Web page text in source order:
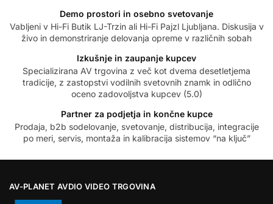
Demo prostori in osebno svetovanje
Vabljeni v Hi-Fi Butik LJ-Trzin ali Hi-Fi Pajzl Ljubljana. Diskusija v
živo in demonstriranje delovanja opreme v različnih sobah
Izkušnje in zaupanje kupcev
Specializirana AV trgovina z več kot dvema desetletjema
tradicije, z zastopstvi vodilnih svetovnih znamk in odlično
oceno zadovoljstva kupcev (5.0)
Partner za podjetja in končne kupce
Prodaja, b2b sodelovanje, svetovanje, distribucija, integracije
po meri, servis, montaža in kalibracija sistemov “na ključ”
AV-PLANET AVDIO VIDEO TRGOVINA